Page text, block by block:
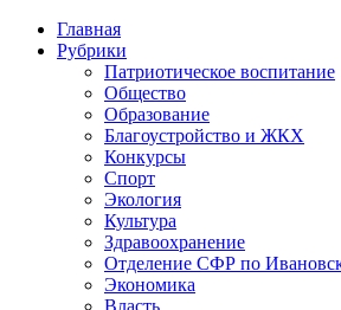
Главная
Рубрики
Патриотическое воспитание
Общество
Образование
Благоустройство и ЖКХ
Конкурсы
Спорт
Экология
Культура
Здравоохранение
Отделение СФР по
Экономика
Власть